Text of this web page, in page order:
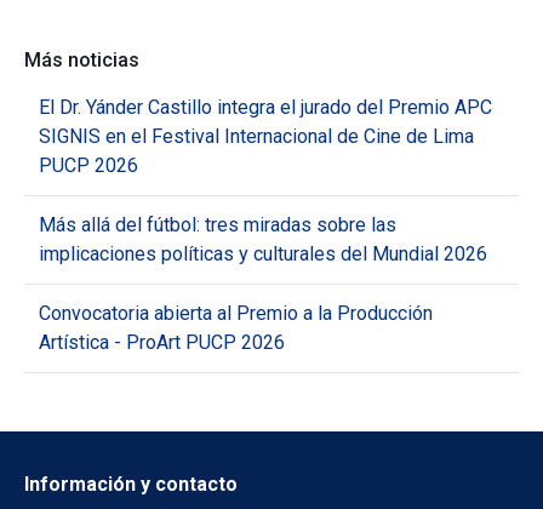
Más noticias
El Dr. Yánder Castillo integra el jurado del Premio APC
SIGNIS en el Festival Internacional de Cine de Lima
PUCP 2026
Más allá del fútbol: tres miradas sobre las
implicaciones políticas y culturales del Mundial 2026
Convocatoria abierta al Premio a la Producción
Artística - ProArt PUCP 2026
Información y contacto